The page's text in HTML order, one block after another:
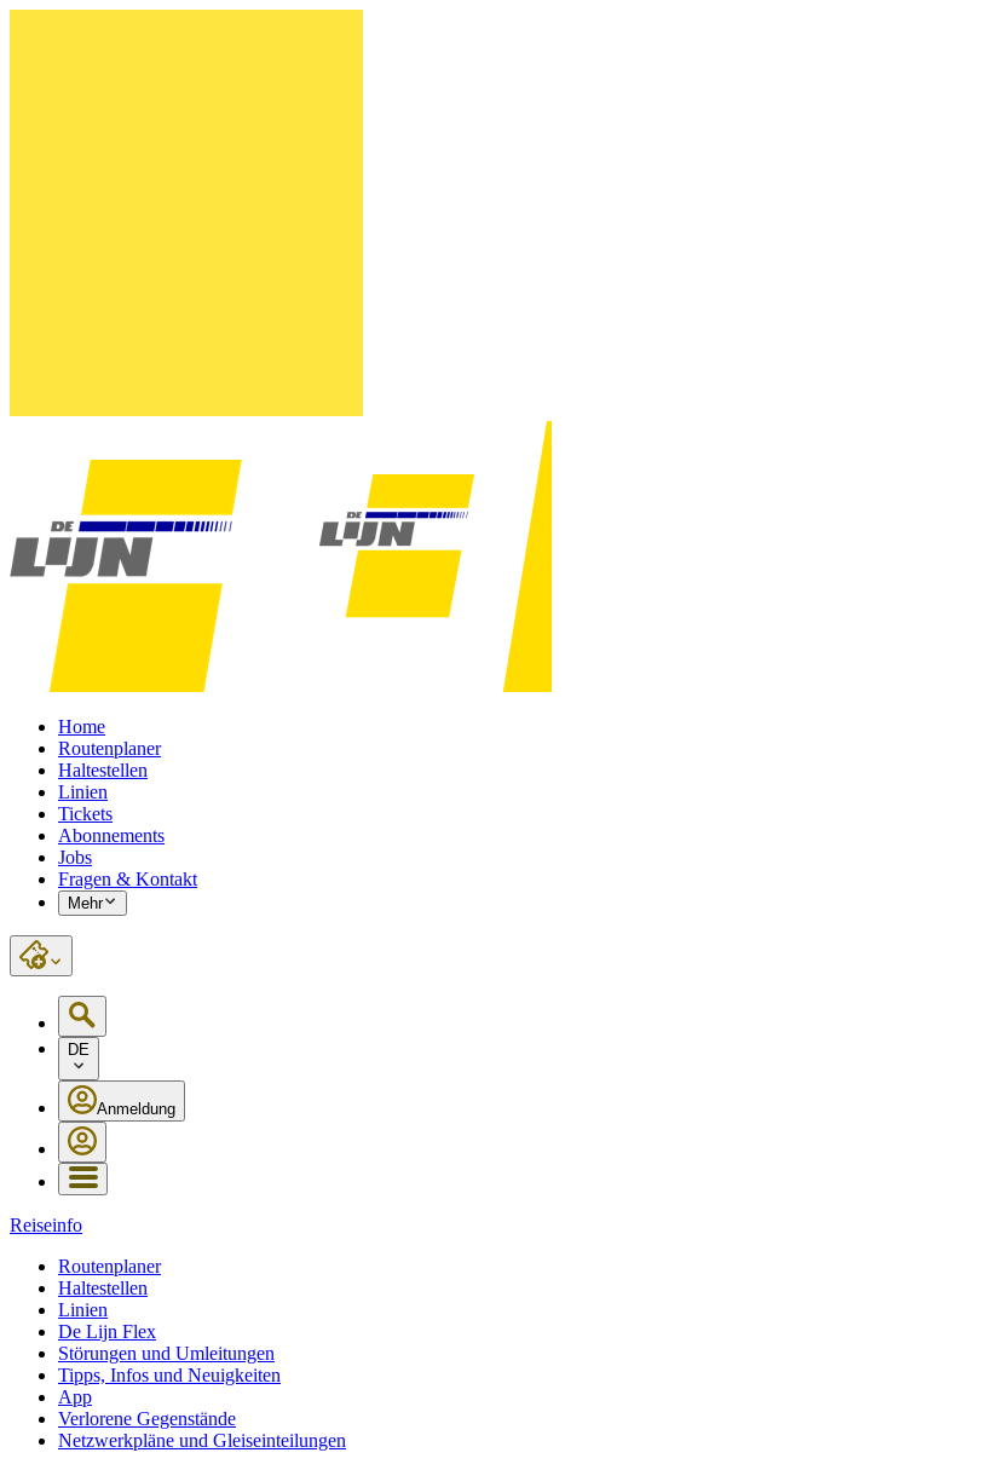
Home
Routenplaner
Haltestellen
Linien
Tickets
Abonnements
Jobs
Fragen & Kontakt
Mehr
DE
Anmeldung
Reiseinfo
Routenplaner
Haltestellen
Linien
De Lijn Flex
Störungen und Umleitungen
Tipps, Infos und Neuigkeiten
App
Verlorene Gegenstände
Netzwerkpläne und Gleiseinteilungen